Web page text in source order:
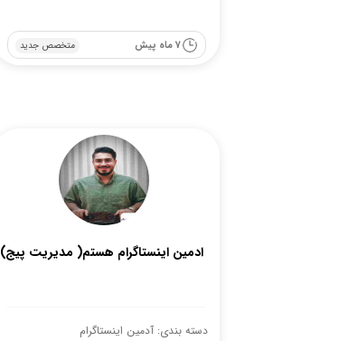
متخصص جدید 7 ماه پیش
ادمین اینستاگرام هستم( مدیریت پیج)
دسته بندی: آدمین اینستاگرام